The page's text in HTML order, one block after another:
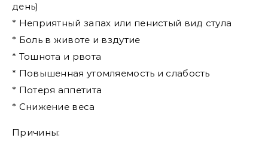
день)
* Неприятный запах или пенистый вид стула
* Боль в животе и вздутие
* Тошнота и рвота
* Повышенная утомляемость и слабость
* Потеря аппетита
* Снижение веса
Причины: